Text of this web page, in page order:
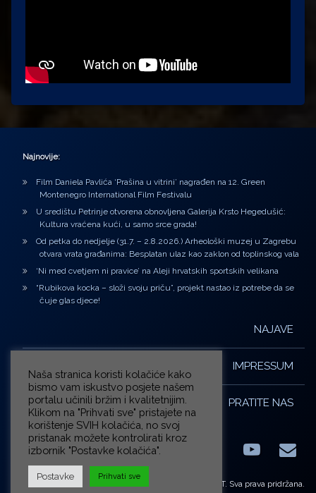
Najnovije:
Film Daniela Pavlića ‘Prašina u vitrini’ nagrađen na 12. Green
Montenegro International Film Festivalu
U središtu Petrinje otvorena obnovljena Galerija Krsto Hegedušić:
Kultura vraćena kući, u samo srce grada!
Od petka do nedjelje (31.7. – 2.8.2026.) Arheološki muzej u Zagrebu
otvara vrata građanima: Besplatan ulaz kao zaklon od toplinskog vala
‘Ni med cvetjem ni pravice’ na Aleji hrvatskih sportskih velikana
“Rubikova kocka – složi svoju priču”, projekt nastao iz potrebe da se
čuje glas djece!
NAJAVE
IMPRESSUM
PRATITE NAS
FacebookLinkedIn E-
© ZG-KULT. Sva prava pridržana.
Naša stranica koristi kolačiće kako
bismo vam iskustvo posjete našem
portalu učinili bržim i kvalitetnijim.
Klikom na "Prihvati sve" pristajete na
korištenje SVIH kolačića, no svoj
pristanak možete kontrolirati kroz
izbornik "Postavke kolačića".
Postavke Prihvati sve